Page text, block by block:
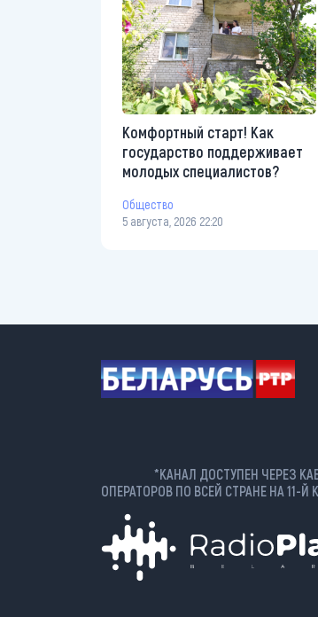
Комфортный старт! Как
государство поддерживает
молодых специалистов?
Общество
5 августа, 2026 22:20
*КАНАЛ ДОСТУПЕН ЧЕРЕЗ
ОПЕРАТОРОВ ПО ВСЕЙ СТРАНЕ НА 11-Й